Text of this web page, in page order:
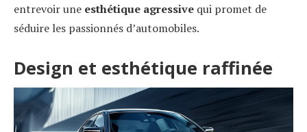
entrevoir une esthétique agressive qui promet de
séduire les passionnés d’automobiles.
Design et esthétique raffinée